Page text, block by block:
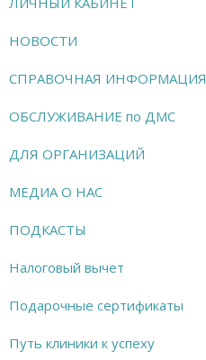
НОВОСТИ
СПРАВОЧНАЯ ИНФОРМАЦИЯ
ОБСЛУЖИВАНИЕ по ДМС
ДЛЯ ОРГАНИЗАЦИЙ
МЕДИА О НАС
ПОДКАСТЫ
Налоговый вычет
Подарочные сертификаты
Путь клиники к успеху